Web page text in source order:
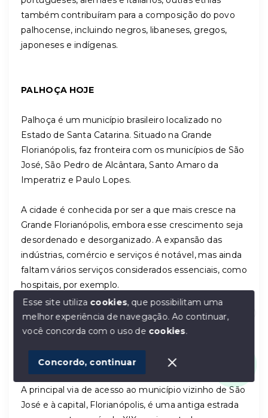
também contribuíram para a composição do povo
palhocense, incluindo negros, libaneses, gregos,
japoneses e indígenas.
PALHOÇA HOJE
Palhoça é um município brasileiro localizado no
Estado de Santa Catarina. Situado na Grande
Florianópolis, faz fronteira com os municípios de São
José, São Pedro de Alcântara, Santo Amaro da
Imperatriz e Paulo Lopes.
A cidade é conhecida por ser a que mais cresce na
Grande Florianópolis, embora esse crescimento seja
desordenado e desorganizado. A expansão das
indústrias, comércio e serviços é notável, mas ainda
faltam vários serviços considerados essenciais, como
hospitais, por exemplo.
A influência das tradições, majoritariamente de
origem açoriana, é evidente na cultura local. Palhoça
do Sul.
A principal via de acesso ao município vizinho de São
José e à capital, Florianópolis, é uma antiga estrada
Olá! Estamos disponíveis para te ajudar.
Esse site utiliza cookies, que possibilitam uma
melhor experiência de navegação.Ao continuar,
você concorda com o uso de cookies.
Concordo, continuar